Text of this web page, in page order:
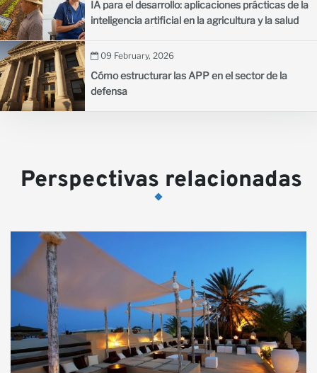
IA para el desarrollo: aplicaciones prácticas de la
inteligencia artificial en la agricultura y la salud
09 February, 2026
Cómo estructurar las APP en el sector de la
defensa
Perspectivas relacionadas